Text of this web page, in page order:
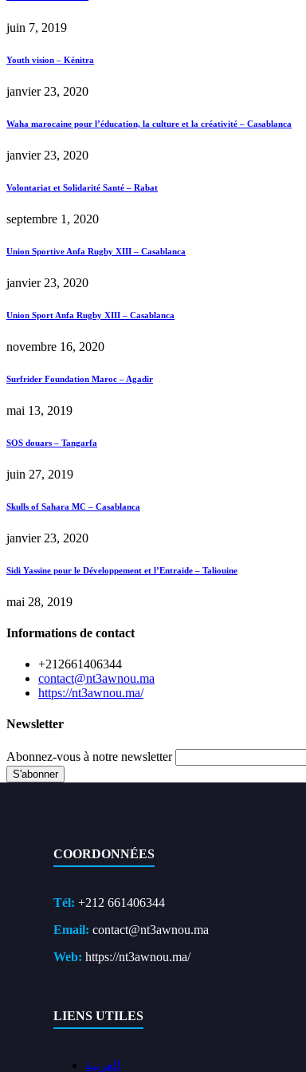
juin 7, 2019
Youth vision – Kénitra
janvier 23, 2020
Waha marocaine pour l’éducation, la culture et la créativité – Casablanca
janvier 23, 2020
Volontariat et Solidarité Santé – Rabat
septembre 1, 2020
Union Sportive Anfa Rugby XIII – Casablanca
janvier 23, 2020
Union Sport Anfa Rugby XIII – Casablanca
novembre 16, 2020
Surfrider Foundation Maroc – Agadir
mai 13, 2019
SOS douars – Tangarfa
juin 27, 2019
Skulls of Sahara MC – Casablanca
janvier 23, 2020
Sidi Yassine pour le Développement et l’Entraide – Taliouine
mai 28, 2019
Informations de contact
+212661406344
contact@nt3awnou.ma
https://nt3awnou.ma/
Newsletter
Abonnez-vous à notre newsletter
COORDONNÉES
Tél: +212 661406344
Email: contact@nt3awnou.ma
Web: https://nt3awnou.ma/
LIENS UTILES
العربية